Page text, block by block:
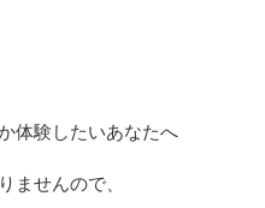
体験したいあなたへ
せんので、